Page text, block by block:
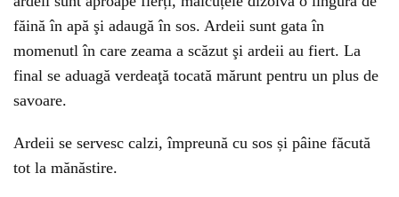
făină în apă şi adaugă în sos. Ardeii sunt gata în
momenutl în care zeama a scăzut şi ardeii au fiert. La
final se aduagă verdeaţă tocată mărunt pentru un plus de
savoare.
Ardeii se servesc calzi, împreună cu sos și pâine făcută
tot la mănăstire.